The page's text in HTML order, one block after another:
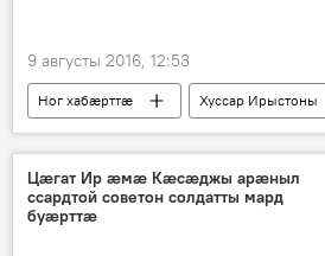
9 августы 2016, 12:53
Ног хабӕрттӕ Хуссар Ирыстоны
Цӕгат Ир ӕмӕ Кӕсӕджы арӕныл
ссардтой советон солдатты мард
буӕрттӕ